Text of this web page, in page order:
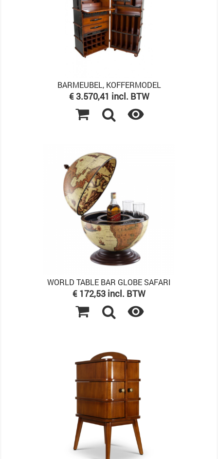
BARMEUBEL, KOFFERMODEL
Prijs
€ 3.570,41 incl. BTW

WORLD TABLE BAR GLOBE SAFARI
Prijs
€ 172,53 incl. BTW
